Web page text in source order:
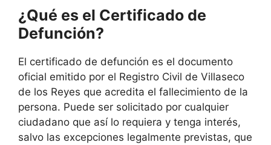
¿Qué es el Certificado de
Defunción?
El certificado de defunción es el documento
oficial emitido por el Registro Civil de Villaseco
de los Reyes que acredita el fallecimiento de la
persona. Puede ser solicitado por cualquier
ciudadano que así lo requiera y tenga interés,
salvo las excepciones legalmente previstas, que